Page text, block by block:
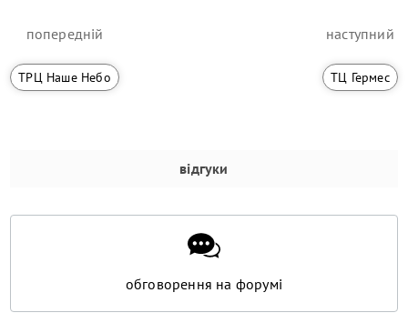
попередній
ТРЦ Наше Небо
наступний
ТЦ Гермес
відгуки
обговорення на форумі